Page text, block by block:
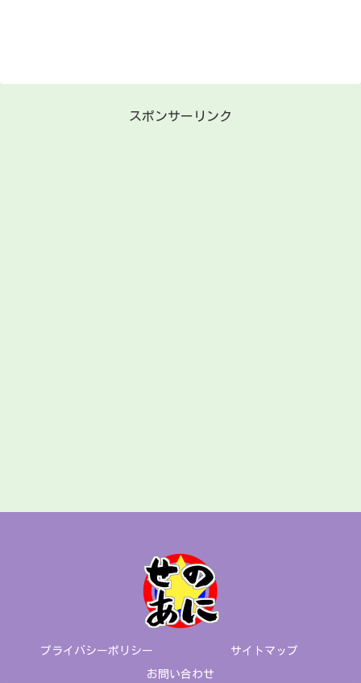
スポンサーリンク
プライバシーポリシー サイトマップ
お問い合わせ